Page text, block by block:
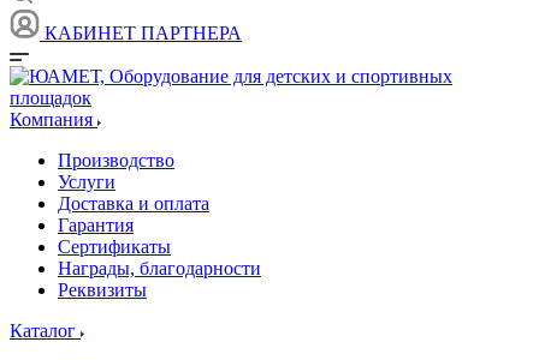
КАБИНЕТ ПАРТНЕРА
Компания
Производство
Услуги
Доставка и оплата
Гарантия
Сертификаты
Награды, благодарности
Реквизиты
Каталог